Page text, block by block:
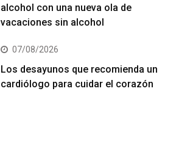
alcohol con una nueva ola de
vacaciones sin alcohol
07/08/2026
Los desayunos que recomienda un
cardiólogo para cuidar el corazón